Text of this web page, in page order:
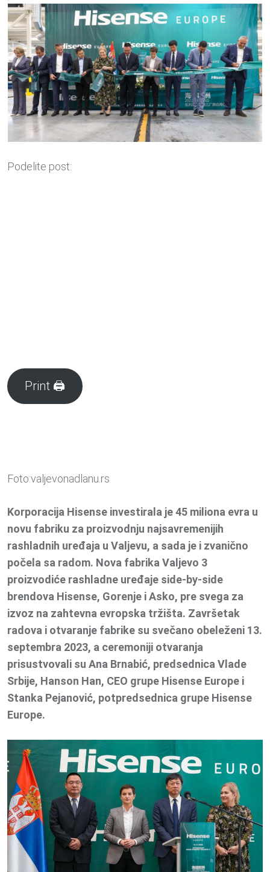
Podelite post:
Print 🖨
Foto:valjevonadlanu.rs
Korporacija Hisense investirala je 45 miliona evra u
novu fabriku za proizvodnju najsavremenijih
rashladnih uređaja u Valjevu, a sada je i zvanično
počela sa radom. Nova fabrika Valjevo 3
proizvodiće rashladne uređaje side-by-side
brendova Hisense, Gorenje i Asko, pre svega za
izvoz na zahtevna evropska tržišta. Završetak
radova i otvaranje fabrike su svečano obeleženi 13.
septembra 2023, a ceremoniji otvaranja
prisustvovali su Ana Brnabić, predsednica Vlade
Srbije, Hanson Han, CEO grupe Hisense Europe i
Stanka Pejanović, potpredsednica grupe Hisense
Europe.